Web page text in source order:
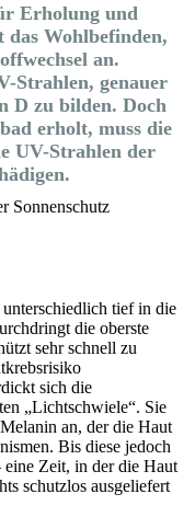
Erholung und
das Wohlbefinden,
an.
Strahlen, genauer
D zu bilden. Doch
erholt, muss die
UV-Strahlen der
tief in die
die oberste
sehr schnell zu
sich die
„Lichtschwiele“. Sie
an, der die Haut
Bis diese jedoch
eine Zeit, in der die Haut
schutzlos ausgeliefert